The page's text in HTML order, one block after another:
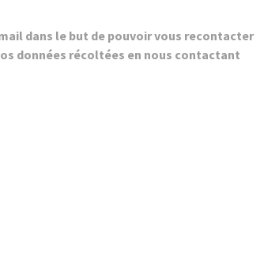
dans le but de pouvoir vous recontacter
données récoltées en nous contactant